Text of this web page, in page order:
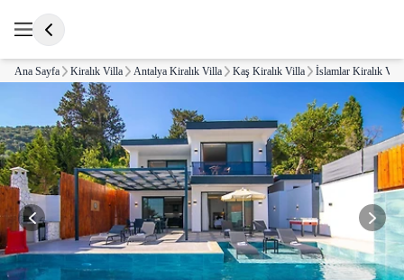
Ana Sayfa Kiralık Villa Antalya Kiralık Villa Kaş Kiralık Villa İslamlar Kiralık Villa